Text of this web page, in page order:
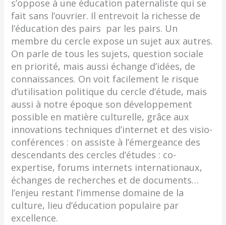
s’oppose à une éducation paternaliste qui se
fait sans l’ouvrier. Il entrevoit la richesse de
l’éducation des pairs par les pairs. Un
membre du cercle expose un sujet aux autres.
On parle de tous les sujets, question sociale
en priorité, mais aussi échange d’idées, de
connaissances. On voit facilement le risque
d’utilisation politique du cercle d’étude, mais
aussi à notre époque son développement
possible en matière culturelle, grâce aux
innovations techniques d’internet et des visio-
conférences : on assiste à l’émergeance des
descendants des cercles d’études : co-
expertise, forums internets internationaux,
échanges de recherches et de documents…
l’enjeu restant l’immense domaine de la
culture, lieu d’éducation populaire par
excellence.